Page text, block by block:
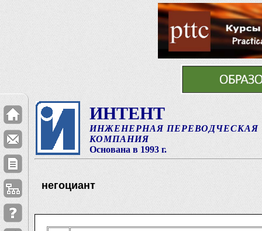
ИНТЕНТ
ИНЖЕНЕРНАЯ ПЕРЕВОДЧЕСКАЯ
КОМПАНИЯ
Основана в 1993 г.
негоциант